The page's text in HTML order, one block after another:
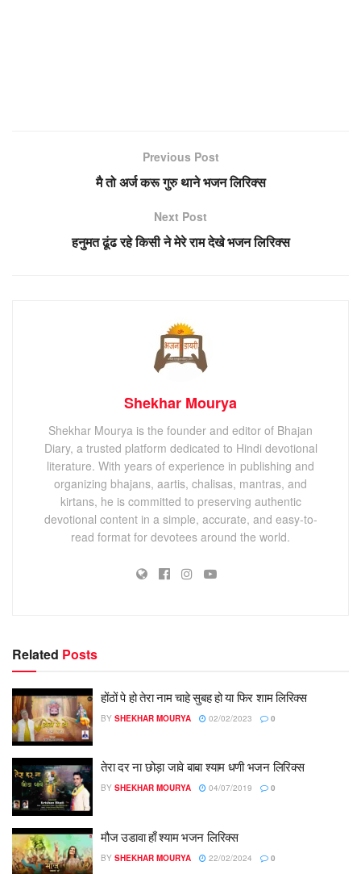
Previous Post
मै तो अर्ज करू गुरु थाने भजन लिरिक्स
Next Post
हनुमत ढूंढ रहे किसी ने मेरे राम देखे भजन लिरिक्स
Shekhar Mourya
Shekhar Mourya is the founder and editor of Bhajan
Diary, a trusted platform dedicated to Hindi devotional
literature. With years of experience in publishing and
organizing bhajans, aartis, chalisas, mantras, and
kirtans, he is committed to preserving authentic
devotional content in a simple, accurate, and easy-to-
read format for devotees around the world.
Related Posts
होंठों पे हो तेरा नाम चाहे सुबह हो या फिर शाम लिरिक्स
BY SHEKHAR MOURYA 02/02/2023 0
तेरा दर ना छोड़ा जावे बाबा श्याम धणी भजन लिरिक्स
BY SHEKHAR MOURYA 04/07/2019 0
मौज उडावा हाँ श्याम भजन लिरिक्स
BY SHEKHAR MOURYA 22/02/2024 0